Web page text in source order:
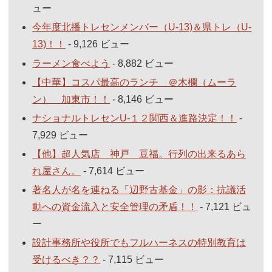
ュー
今年度北播トレセンメンバー（U-13)＆県トレ（U-
13)！！
- 9,126 ビュー
ラーメン食べよう - 8,882 ビュー
【中華】コスパ最高のランチ ＠木欄（ムーラ
ン） 加東市！！
- 8,146 ビュー
ナショナルトレセンU-１２関西＆進路決定！！
-
7,929 ビュー
【他】超人気店 神戸 豆福。行列の出来るあら
れ屋さん。
- 7,614 ビュー
著名人が名を連ねる「辺野古基金」の影：抗議活
動への資金流入と安全管理の矛盾！！
- 7,121 ビュ
ー
設計事務所や役所でもフルハーネスの特別教育は
受けるべき？？ - 7,115 ビュー